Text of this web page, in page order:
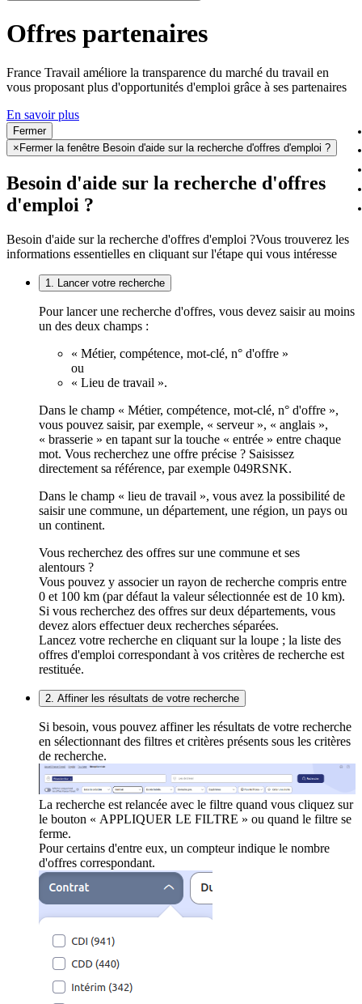
Offres partenaires
France Travail améliore la transparence du marché du travail en
vous proposant plus d'opportunités d'emploi grâce à ses partenaires
En savoir plus
Fermer
× Fermer la fenêtre Besoin d'aide sur la recherche d'offres d'emploi ?
Besoin d'aide sur la recherche d'offres
d'emploi ?
Besoin d'aide sur la recherche d'offres d'emploi ?Vous trouverez les
informations essentielles en cliquant sur l'étape qui vous intéresse
1. Lancer votre recherche
Pour lancer une recherche d'offres, vous devez saisir au moins
un des deux champs :
« Métier, compétence, mot-clé, n° d'offre »
ou
« Lieu de travail ».
Dans le champ « Métier, compétence, mot-clé, n° d'offre »,
vous pouvez saisir, par exemple, « serveur », « anglais »,
« brasserie » en tapant sur la touche « entrée » entre chaque
mot. Vous recherchez une offre précise ? Saisissez
directement sa référence, par exemple 049RSNK.
Dans le champ « lieu de travail », vous avez la possibilité de
saisir une commune, un département, une région, un pays ou
un continent.
Vous recherchez des offres sur une commune et ses
alentours ?
Vous pouvez y associer un rayon de recherche compris entre
0 et 100 km (par défaut la valeur sélectionnée est de 10 km).
Si vous recherchez des offres sur deux départements, vous
devez alors effectuer deux recherches séparées.
Lancez votre recherche en cliquant sur la loupe ; la liste des
offres d'emploi correspondant à vos critères de recherche est
restituée.
2. Affiner les résultats de votre recherche
Si besoin, vous pouvez affiner les résultats de votre recherche
en sélectionnant des filtres et critères présents sous les critères
de recherche.
La recherche est relancée avec le filtre quand vous cliquez sur
le bouton « APPLIQUER LE FILTRE » ou quand le filtre se
ferme.
Pour certains d'entre eux, un compteur indique le nombre
d'offres correspondant.